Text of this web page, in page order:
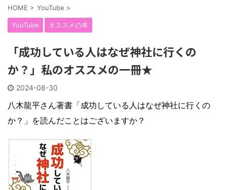
HOME > YouTube >
YouTube オススメの本
「成功している人はなぜ神社に行くの
か？」私のオススメの一冊★
2024-08-30
八木龍平さん著書「成功している人はなぜ神社に行くの
か？」を読んだことはございますか？